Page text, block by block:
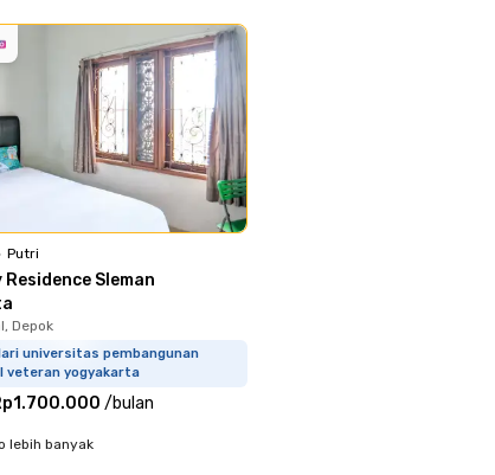
Putri
Residence Sleman
Depok
universitas pembangunan
veteran yogyakarta
/bulan
lebih banyak